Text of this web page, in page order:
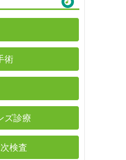
術
ズ診療
検査